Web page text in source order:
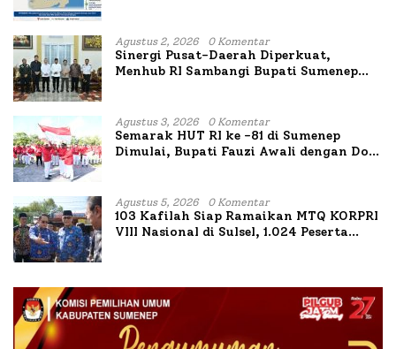
Agustus 2, 2026 0 Komentar
Sinergi Pusat-Daerah Diperkuat,
Menhub RI Sambangi Bupati Sumenep
Agustus 3, 2026 0 Komentar
Semarak HUT RI ke -81 di Sumenep
Dimulai, Bupati Fauzi Awali dengan Doa
Agustus 5, 2026 0 Komentar
103 Kafilah Siap Ramaikan MTQ KORPRI
VIII Nasional di Sulsel, 1.024 Peserta